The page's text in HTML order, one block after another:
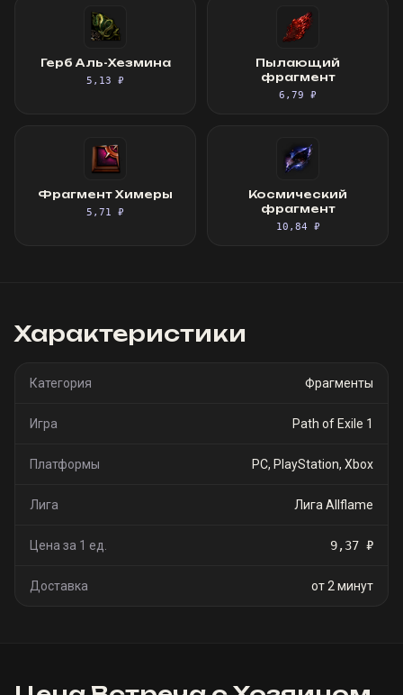
Герб Аль-Хезмина
5,13 ₽
Пылающий
фрагмент
6,79 ₽
Фрагмент Химеры
5,71 ₽
Космический
фрагмент
10,84 ₽
Характеристики
Категория Фрагменты
Игра Path of Exile 1
Платформы PC, PlayStation, Xbox
Лига Лига Allflame
Цена за 1 ед. 9,37 ₽
Доставка от 2 минут